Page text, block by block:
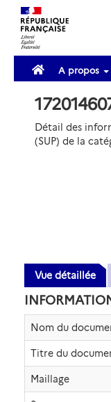
A propos
Détail des
(SUP) de la
Vue détaillée
Nom du
Titre du
Maillage